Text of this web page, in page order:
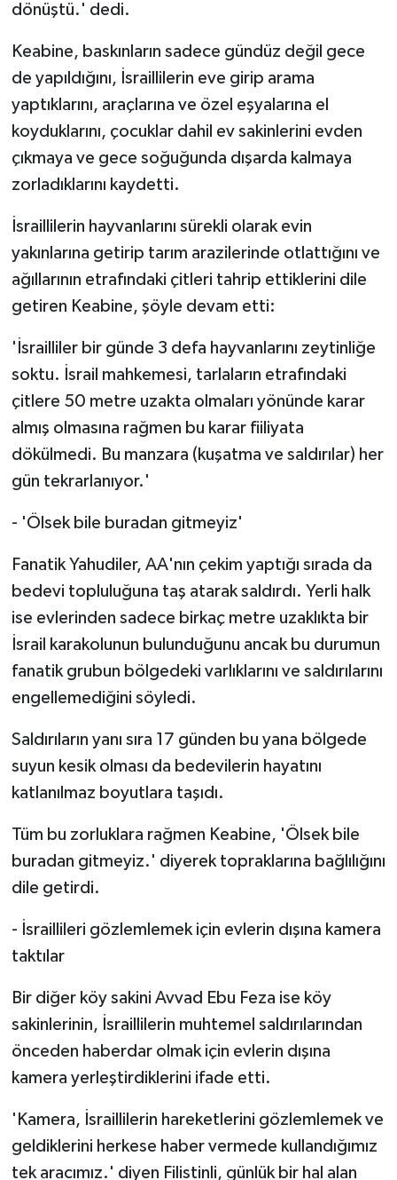
dönüştü.' dedi.
Keabine, baskınların sadece gündüz değil gece
de yapıldığını, İsraillilerin eve girip arama
yaptıklarını, araçlarına ve özel eşyalarına el
koyduklarını, çocuklar dahil ev sakinlerini evden
çıkmaya ve gece soğuğunda dışarda kalmaya
zorladıklarını kaydetti.
İsraillilerin hayvanlarını sürekli olarak evin
yakınlarına getirip tarım arazilerinde otlattığını ve
ağıllarının etrafındaki çitleri tahrip ettiklerini dile
getiren Keabine, şöyle devam etti:
'İsrailliler bir günde 3 defa hayvanlarını zeytinliğe
soktu. İsrail mahkemesi, tarlaların etrafındaki
çitlere 50 metre uzakta olmaları yönünde karar
almış olmasına rağmen bu karar fiiliyata
dökülmedi. Bu manzara (kuşatma ve saldırılar) her
gün tekrarlanıyor.'
- 'Ölsek bile buradan gitmeyiz'
Fanatik Yahudiler, AA'nın çekim yaptığı sırada da
bedevi topluluğuna taş atarak saldırdı. Yerli halk
ise evlerinden sadece birkaç metre uzaklıkta bir
İsrail karakolunun bulunduğunu ancak bu durumun
fanatik grubun bölgedeki varlıklarını ve saldırılarını
engellemediğini söyledi.
Saldırıların yanı sıra 17 günden bu yana bölgede
suyun kesik olması da bedevilerin hayatını
katlanılmaz boyutlara taşıdı.
Tüm bu zorluklara rağmen Keabine, 'Ölsek bile
buradan gitmeyiz.' diyerek topraklarına bağlılığını
dile getirdi.
- İsraillileri gözlemlemek için evlerin dışına kamera
taktılar
Bir diğer köy sakini Avvad Ebu Feza ise köy
sakinlerinin, İsraillilerin muhtemel saldırılarından
önceden haberdar olmak için evlerin dışına
kamera yerleştirdiklerini ifade etti.
'Kamera, İsraillilerin hareketlerini gözlemlemek ve
geldiklerini herkese haber vermede kullandığımız
tek aracımız.' diyen Filistinli, günlük bir hal alan